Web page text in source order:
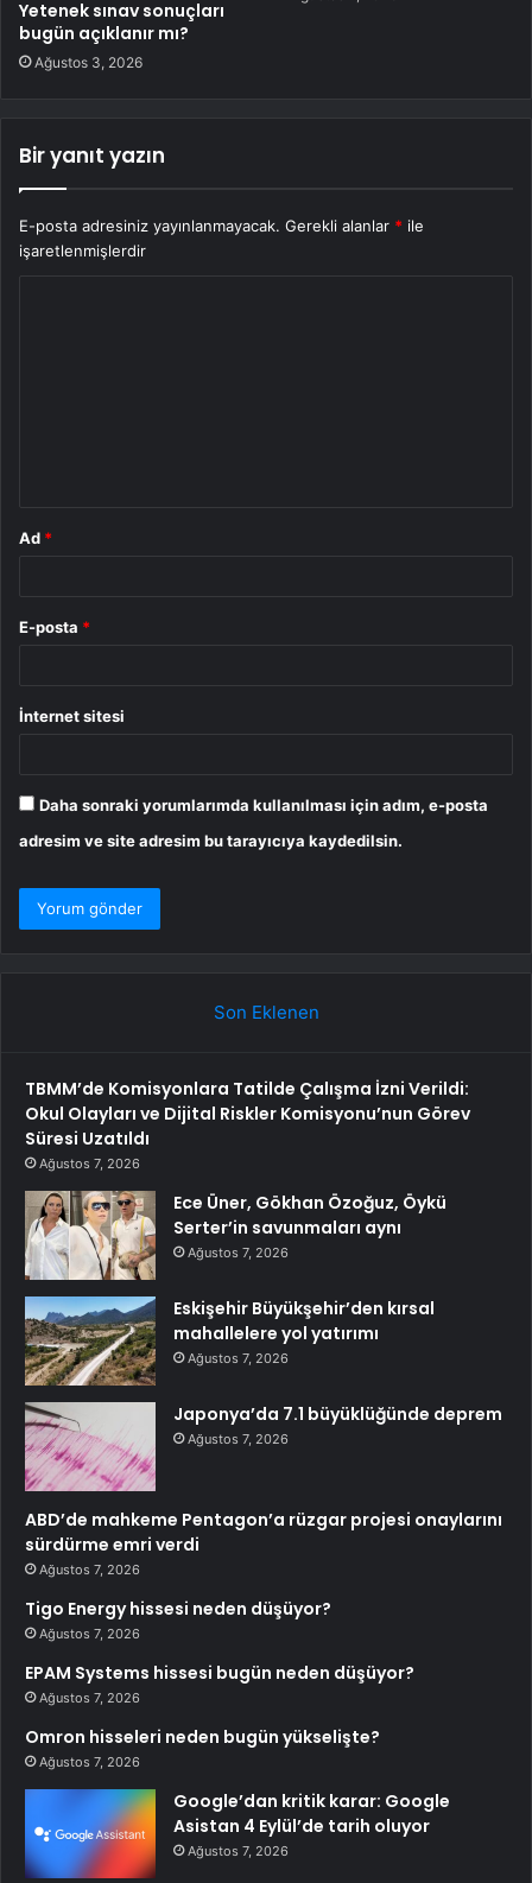
Yetenek sınav sonuçları
bugün açıklanır mı?
Ağustos 3, 2026
Bir yanıt yazın
E-posta adresiniz yayınlanmayacak. Gerekli alanlar * ile
işaretlenmişlerdir
Ad *
E-posta *
İnternet sitesi
Daha sonraki yorumlarımda kullanılması için adım, e-posta
adresim ve site adresim bu tarayıcıya kaydedilsin.
Son Eklenen
TBMM’de Komisyonlara Tatilde Çalışma İzni Verildi:
Okul Olayları ve Dijital Riskler Komisyonu’nun Görev
Süresi Uzatıldı
Ağustos 7, 2026
Ece Üner, Gökhan Özoğuz, Öykü
Serter’in savunmaları aynı
Ağustos 7, 2026
Eskişehir Büyükşehir’den kırsal
mahallelere yol yatırımı
Ağustos 7, 2026
Japonya’da 7.1 büyüklüğünde deprem
Ağustos 7, 2026
ABD’de mahkeme Pentagon’a rüzgar projesi onaylarını
sürdürme emri verdi
Ağustos 7, 2026
Tigo Energy hissesi neden düşüyor?
Ağustos 7, 2026
EPAM Systems hissesi bugün neden düşüyor?
Ağustos 7, 2026
Omron hisseleri neden bugün yükselişte?
Ağustos 7, 2026
Google’dan kritik karar: Google
Asistan 4 Eylül’de tarih oluyor
Ağustos 7, 2026